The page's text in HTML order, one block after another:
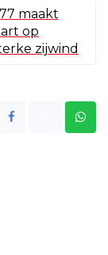
maakt
op
zijwind